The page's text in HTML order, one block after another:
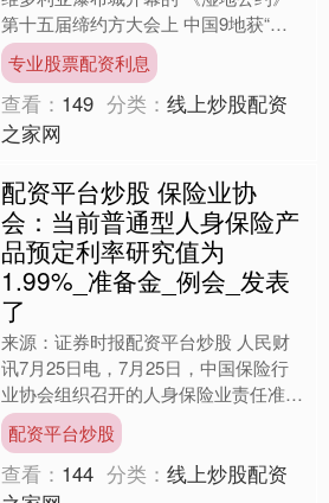
第十五届缔约方大会上 中国9地获“国
际湿地城市”认证 至此 中国“国际湿地
城市”总数达2....
专业股票配资利息
查看： 149 分类：线上炒股配资
之家网
配资平台炒股 保险业协
会：当前普通型人身保险产
品预定利率研究值为
1.99%_准备金_例会_发表
了
来源：证券时报配资平台炒股 人民财
讯7月25日电，7月25日，中国保险行
业协会组织召开的人身保险业责任准备
金评估利率专家咨询委员会2025年二
季度例会上配资平台....
配资平台炒股
查看： 144 分类：线上炒股配资